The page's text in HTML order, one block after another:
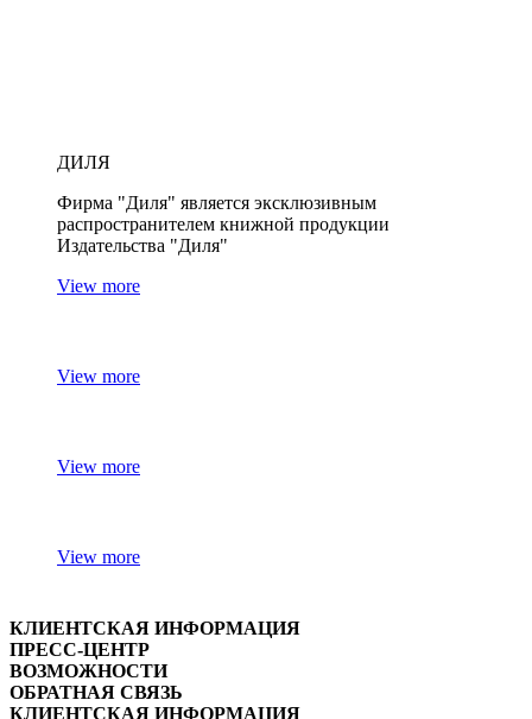
ДИЛЯ
Фирма "Диля" является эксклюзивным
распространителем книжной продукции
Издательства "Диля"
View more
View more
View more
View more
КЛИЕНТСКАЯ ИНФОРМАЦИЯ
ПРЕСС-ЦЕНТР
ВОЗМОЖНОСТИ
ОБРАТНАЯ СВЯЗЬ
КЛИЕНТСКАЯ ИНФОРМАЦИЯ